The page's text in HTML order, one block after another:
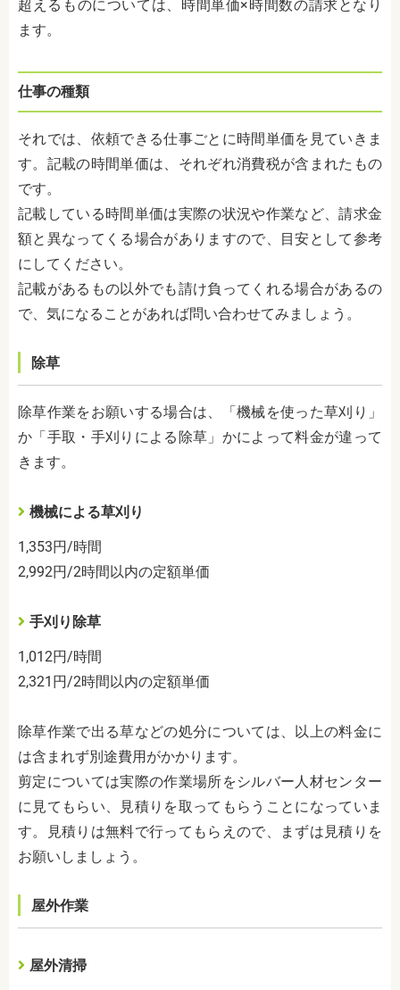
超えるものについては、時間単価×時間数の請求となり
ます。
仕事の種類
それでは、依頼できる仕事ごとに時間単価を見ていきま
す。記載の時間単価は、それぞれ消費税が含まれたもの
です。
記載している時間単価は実際の状況や作業など、請求金
額と異なってくる場合がありますので、目安として参考
にしてください。
記載があるもの以外でも請け負ってくれる場合があるの
で、気になることがあれば問い合わせてみましょう。
除草
除草作業をお願いする場合は、「機械を使った草刈り」
か「手取・手刈りによる除草」かによって料金が違って
きます。
機械による草刈り
1,353円/時間
2,992円/2時間以内の定額単価
手刈り除草
1,012円/時間
2,321 円/2時間以内の定額単価
除草作業で出る草などの処分については、以上の料金に
は含まれず別途費用がかかります。
剪定については実際の作業場所をシルバー人材センター
に見てもらい、見積りを取ってもらうことになっていま
す。見積りは無料で行ってもらえので、まずは見積りを
お願いしましょう。
屋外作業
屋外清掃